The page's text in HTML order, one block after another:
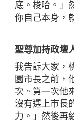
底。梭哈。」
你自己本身，
聖尊加持政壇
我告訴大家，
園市長之前
次。第一次他
沒有選上市長
力。」然後再